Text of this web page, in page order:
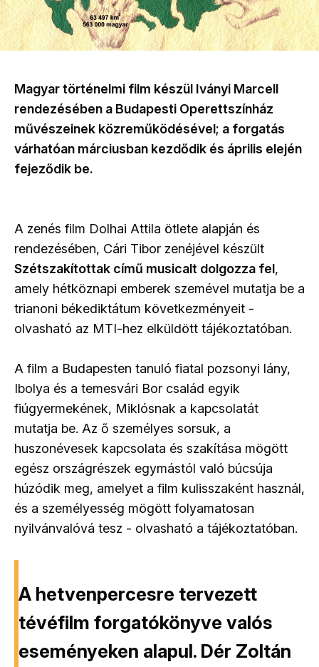
Magyar történelmi film készül Iványi Marcell
rendezésében a Budapesti Operettszínház
művészeinek közreműködésével; a forgatás
várhatóan márciusban kezdődik és április elején
fejeződik be.
A zenés film Dolhai Attila ötlete alapján és
rendezésében, Cári Tibor zenéjével készült
Szétszakítottak című musicalt dolgozza fel,
amely hétköznapi emberek szemével mutatja be a
trianoni békediktátum következményeit -
olvasható az MTI-hez elküldött tájékoztatóban.
A film a Budapesten tanuló fiatal pozsonyi lány,
Ibolya és a temesvári Bor család egyik
fiúgyermekének, Miklósnak a kapcsolatát
mutatja be. Az ő személyes sorsuk, a
huszonévesek kapcsolata és szakítása mögött
egész országrészek egymástól való búcsúja
húzódik meg, amelyet a film kulisszaként használ,
és a személyesség mögött folyamatosan
nyilvánvalóvá tesz - olvasható a tájékoztatóban.
A hetvenpercesre tervezett
tévéfilm forgatókönyve valós
eseményeken alapul. Dér Zoltán